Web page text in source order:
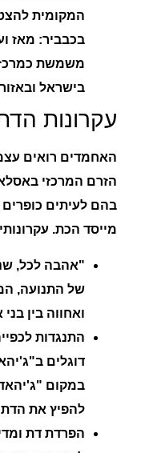
המקומית
בכבביר: מאז
משמשת כמרכז
בישראל ובאזור
עקרונות
האחמדים רואים
הזרם המרכזי
בהם לעיתים
מייסד הכת.
"אהבה לכל,
של התנועה,
ואחווה בין
התנגדות
דוגלים
במקום
להפיץ את הדת
הפרדת דת